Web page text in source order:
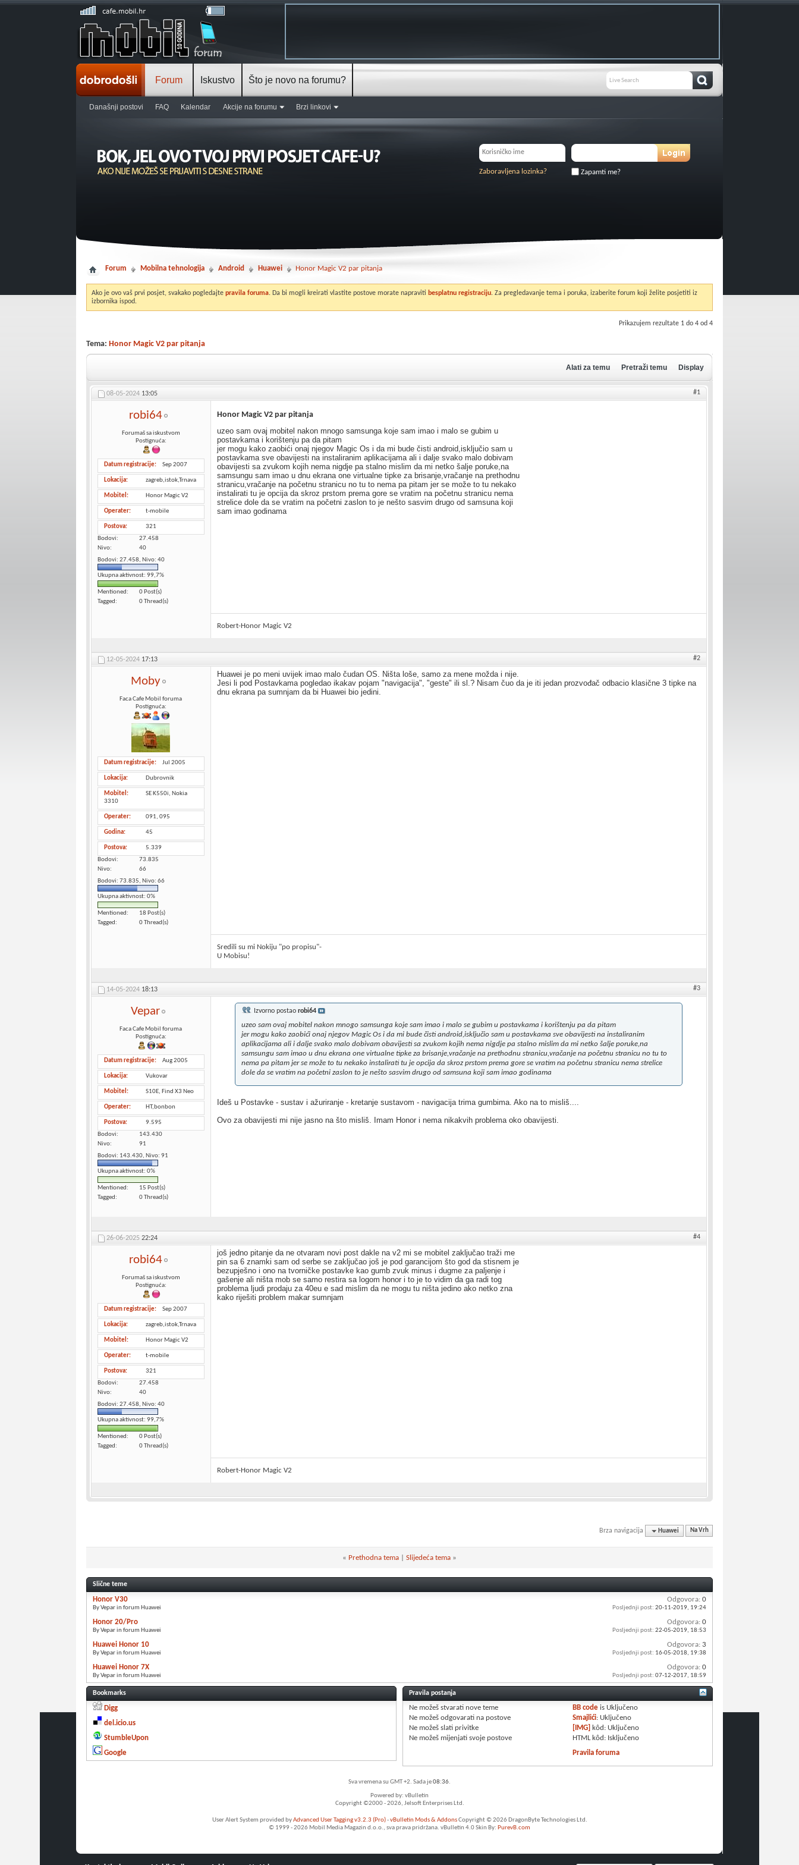
Forum
Današnji postovi FAQ Kalendar Akcije na forumu Brzi linkovi
Iskustvo Što je novo na forumu?
Zapamti me?
Zaboravljena lozinka?
Forum Mobilna tehnologija Android Huawei Honor Magic V2 par pitanja
Ako je ovo vaš prvi posjet, svakako pogledajte pravila foruma. Da bi mogli kreirati vlastite postove morate napraviti besplatnu registraciju. Za pregledavanje tema i poruka, izaberite forum koji želite posjetiti iz
izbornika ispod.
Prikazujem rezultate 1 do 4 od 4
Tema: Honor Magic V2 par pitanja
Alati za temu Pretraži temu Display
08-05-2024 13:05 #1
robi64
Forumaš sa iskustvom
Postignuća:
Datum registracije Sep 2007
Lokacija zagreb,istok,Trnava
Mobitel Honor Magic V2
Operater t-mobile
Postova
321
Bodovi
27.458
Nivo
40
Bodovi: 27.458, Nivo: 40
Ukupna aktivnost: 99,7%
Mentioned
0 Post(s)
Tagged
0 Thread(s)
Honor Magic V2 par pitanja
uzeo sam ovaj mobitel nakon mnogo samsunga koje sam imao i malo se gubim u
postavkama i korištenju pa da pitam
jer mogu kako zaobići onaj njegov Magic Os i da mi bude čisti android,isključio sam u
postavkama sve obavijesti na instaliranim aplikacijama ali i dalje svako malo dobivam
obavijesti sa zvukom kojih nema nigdje pa stalno mislim da mi netko šalje poruke,na
samsungu sam imao u dnu ekrana one virtualne tipke za brisanje,vračanje na prethodnu
stranicu,vračanje na početnu stranicu no tu to nema pa pitam jer se može to tu nekako
instalirati tu je opcija da skroz prstom prema gore se vratim na početnu stranicu nema
strelice dole da se vratim na početni zaslon to je nešto sasvim drugo od samsuna koji
sam imao godinama
Robert-Honor Magic V2
12-05-2024 17:13 #2
Moby
Faca Cafe Mobil foruma
Postignuća:
Datum registracije Jul 2005
Lokacija Dubrovnik
Mobitel
SE K550i, Nokia
3310
Operater 091, 095
Godina 45
Postova
5.339
Bodovi
73.835
Nivo
66
Bodovi: 73.835, Nivo: 66
Ukupna aktivnost: 0%
Mentioned
18 Post(s)
Tagged
0 Thread(s)
Huawei je po meni uvijek imao malo čudan OS. Ništa loše, samo za mene možda i nije.
Jesi li pod Postavkama pogledao ikakav pojam "navigacija", "geste" ili sl.? Nisam čuo da je iti jedan prozvođač odbacio klasične 3 tipke na
dnu ekrana pa sumnjam da bi Huawei bio jedini.
Sredili su mi Nokiju "po propisu"-
U Mobisu!
14-05-2024 18:13 #3
Vepar
Faca Cafe Mobil foruma
Postignuća:
Datum registracije Aug 2005
Lokacija Vukovar
Mobitel S10E, Find X3 Neo
Operater HT,bonbon
Postova
9.595
Bodovi
143.430
Nivo
91
Bodovi: 143.430, Nivo: 91
Ukupna aktivnost: 0%
Mentioned
15 Post(s)
Tagged
0 Thread(s)
Izvorno postao robi64
uzeo sam ovaj mobitel nakon mnogo samsunga koje sam imao i malo se gubim u postavkama i korištenju pa da pitam
jer mogu kako zaobići onaj njegov Magic Os i da mi bude čisti android,isključio sam u postavkama sve obavijesti na instaliranim
aplikacijama ali i dalje svako malo dobivam obavijesti sa zvukom kojih nema nigdje pa stalno mislim da mi netko šalje poruke,na
samsungu sam imao u dnu ekrana one virtualne tipke za brisanje,vračanje na prethodnu stranicu,vračanje na početnu stranicu no tu to
nema pa pitam jer se može to tu nekako instalirati tu je opcija da skroz prstom prema gore se vratim na početnu stranicu nema strelice
dole da se vratim na početni zaslon to je nešto sasvim drugo od samsuna koji sam imao godinama
Ideš u Postavke - sustav i ažuriranje - kretanje sustavom - navigacija trima gumbima. Ako na to misliš....
Ovo za obavijesti mi nije jasno na što misliš. Imam Honor i nema nikakvih problema oko obavijesti.
26-06-2025 22:24 #4
robi64
Forumaš sa iskustvom
Postignuća:
Datum registracije Sep 2007
Lokacija zagreb,istok,Trnava
Mobitel Honor Magic V2
Operater t-mobile
Postova
321
Bodovi
27.458
Nivo
40
Bodovi: 27.458, Nivo: 40
Ukupna aktivnost: 99,7%
Mentioned
0 Post(s)
Tagged
0 Thread(s)
još jedno pitanje da ne otvaram novi post dakle na v2 mi se mobitel zaključao traži me
pin sa 6 znamki sam od serbe se zaključao još je pod garancijom što god da stisnem je
bezupješno i ono na tvorničke postavke kao gumb zvuk minus i dugme za paljenje i
gašenje ali ništa mob se samo restira sa logom honor i to je to vidim da ga radi tog
problema ljudi prodaju za 40eu e sad mislim da ne mogu tu ništa jedino ako netko zna
kako riješiti problem makar sumnjam
Robert-Honor Magic V2
Brza navigacija Huawei Na Vrh
« Prethodna tema Slijedeća tema »
Slične teme
Honor V30
By Vepar in forum Huawei
Odgovora: 0
Posljednji post: 20-11-2019, 19:24
Honor 20/Pro
By Vepar in forum Huawei
Odgovora: 0
Posljednji post: 22-05-2019, 18:53
Huawei Honor 10
By Vepar in forum Huawei
Odgovora: 3
Posljednji post: 16-05-2018, 19:38
Huawei Honor 7X
By Vepar in forum Huawei
Odgovora: 0
Posljednji post: 07-12-2017, 18:59
Bookmarks
Digg
del.icio.us
StumbleUpon
Google
Pravila postanja
Ne možeš stvarati nove teme
Ne možešodgovarati na postove
Ne možeš slati privitke
Ne možeš mijenjati svoje postove
BB code isUključeno
Smajlići: Uključeno
[IMG] kôd: Uključeno
HTML kôd: Isključeno
Pravila foruma
Sva vremena su GMT +2. Sada je08:36.
Powered by: vBulletin
Copyright ©2000 - 2026, Jelsoft Enterprises Ltd.
User Alert System provided byAdvanced User Tagging v3.2.3 (Pro)-vBulletin Mods & AddonsCopyright © 2026 DragonByte Technologies Ltd.
© 1999 - 2026 Mobil Media Magazin d.o.o., sva prava pridržana. vBulletin 4.0 Skin By: PurevB.com